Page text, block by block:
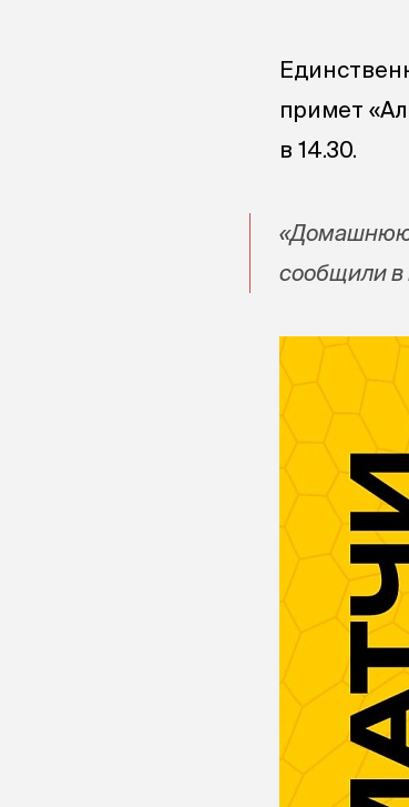
примет
в 14.30.
«Домашнюю
сообщили в